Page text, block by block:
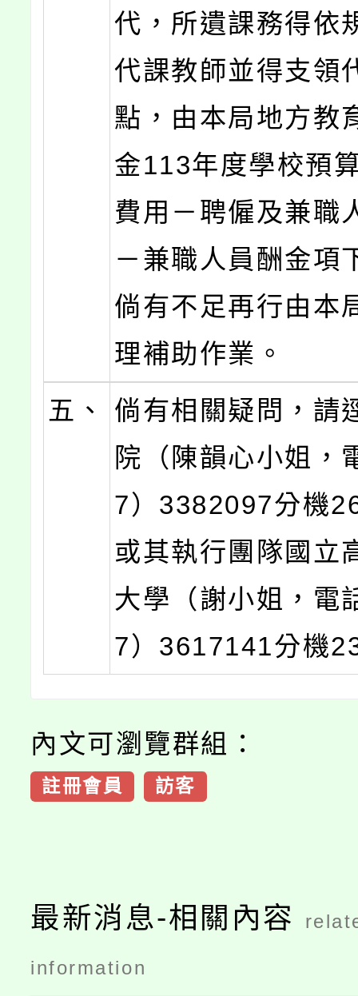
代，所遺課務得依
代課教師並得支領
點，由本局地方教
金113年度學校預
費用－聘僱及兼職
－兼職人員酬金項
倘有不足再行由本
理補助作業。
五、
倘有相關疑問，請
院（陳韻心小姐，
7）3382097分機
或其執行團隊國立
大學（謝小姐，電
7）3617141分機
內文可瀏覽群組：
註冊會員 訪客
最新消息-相關內容
information